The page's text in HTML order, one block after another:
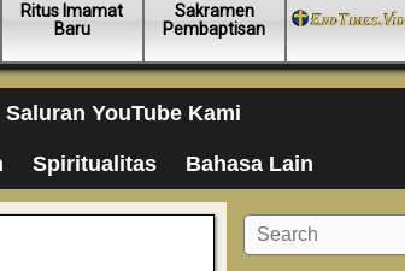
Ritus Imamat
Baru
Sakramen
Pembaptisan
Saluran YouTube Kami
Spiritualitas Bahasa Lain